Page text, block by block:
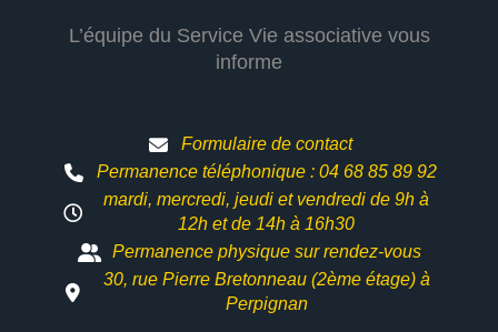
L’équipe du Service Vie associative vous
informe
Formulaire de contact
Permanence téléphonique : 04 68 85 89 92
mardi, mercredi, jeudi et vendredi de 9h à
12h etde 14h à 16h30
Permanence physique sur rendez-vous
30, rue Pierre Bretonneau (2ème étage) à
Perpignan